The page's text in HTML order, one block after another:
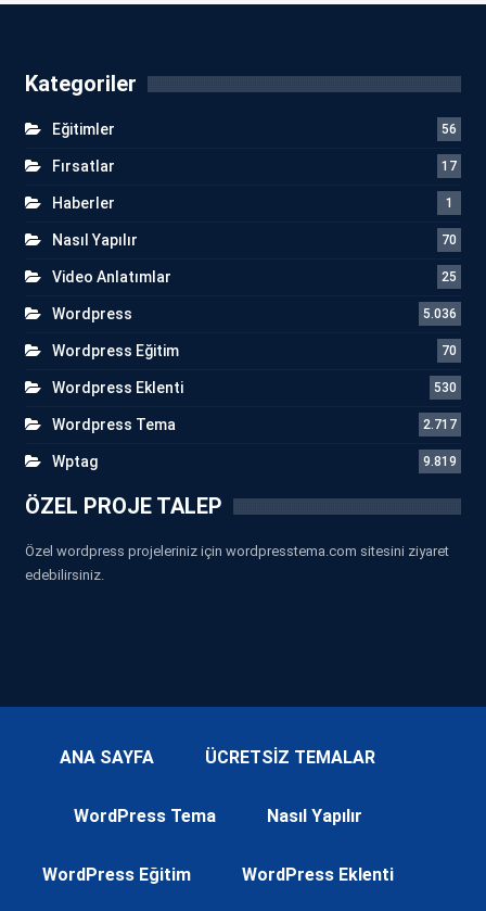
Kategoriler
Eğitimler 56
Fırsatlar 17
Haberler 1
Nasıl Yapılır 70
Video Anlatımlar 25
Wordpress 5.036
Wordpress Eğitim 70
Wordpress Eklenti 530
Wordpress Tema 2.717
Wptag 9.819
ÖZEL PROJE TALEP
Özel wordpress projeleriniz için wordpresstema.com sitesini ziyaret
edebilirsiniz.
ANA SAYFA ÜCRETSİZ TEMALAR
WordPress Tema Nasıl Yapılır
WordPress Eğitim WordPress Eklenti